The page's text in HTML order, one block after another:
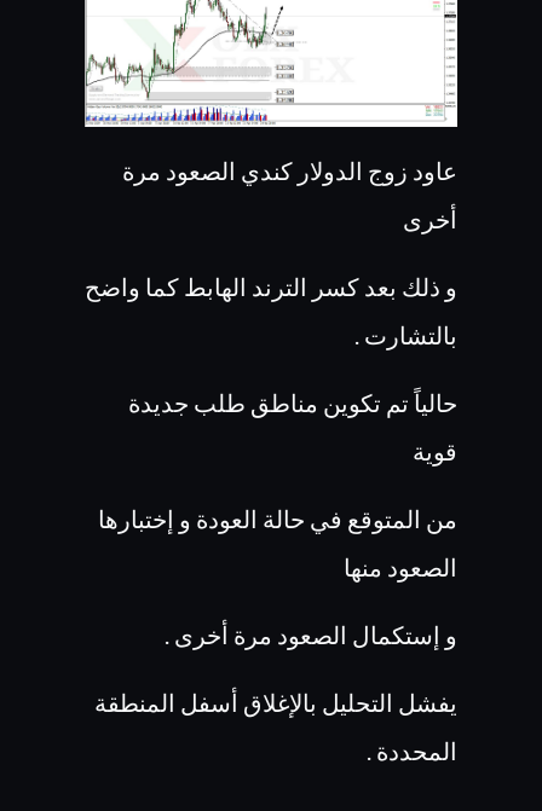
عاود زوج الدولار كندي الصعود مرة
أخرى
و ذلك بعد كسر الترند الهابط كما واضح
بالتشارت .
حالياً تم تكوين مناطق طلب جديدة
قوية
من المتوقع في حالة العودة و إختبارها
الصعود منها
و إستكمال الصعود مرة أخرى .
يفشل التحليل بالإغلاق أسفل المنطقة
المحددة .